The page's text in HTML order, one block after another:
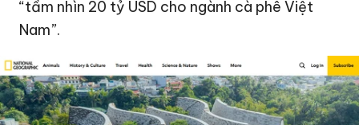
“tầm nhìn 20 tỷ USD cho ngành cà phê Việt
Nam”.